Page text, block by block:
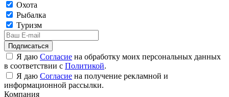
Охота
Рыбалка
Туризм
Подписаться
Я даю Согласие на обработку моих персональных данных
в соответствии с Политикой.
Я даю Согласие на получение рекламной и
информационной рассылки.
Компания